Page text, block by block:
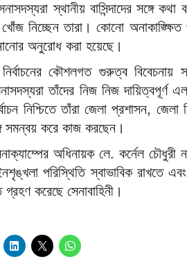
স্থানীয় বাসিন্দাদের সঙ্গে
নিচ্ছেন তারা। কোনো অনাকাঙ্ক্ষিত
অনুরোধ করা হয়েছে।
কৌশলগত গুরুত্ব বিবেচনায়
তাঁদের নিজ নিজ দায়িত্বপূর্ণ
নিশ্চিতে তাঁরা জেলা প্রশাসন,
সমন্বয় করে কাজ করছেন।
অধিনায়ক লে. কর্নেল
পরিস্থিতি স্বাভাবিক রাখতে
করেছে সেনাবাহিনী।